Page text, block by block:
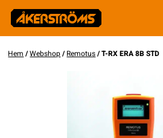
Hem /Webshop/Remotus/ T-RX ERA 8B STD